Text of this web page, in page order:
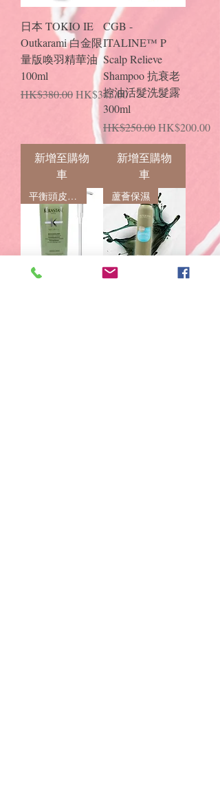
日本 TOKIO IE
Outkarami 白金限
量版喚羽精華油
100ml
一般價格
HK$380.00促銷價格
HK$345.00
新增至購物
車
CGB -
ITALINE™ P
Scalp Relieve
Shampoo 抗衰老
控油活髮洗髮露
300ml
一般價格
HK$250.00促銷價格
HK$200.00
新增至購物
車
平衡頭皮多餘油脂 蘆薈保濕